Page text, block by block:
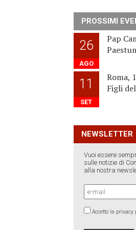
PROSSIMI
26
AGO
Pap
11
SET
Roma,
Figli
NEWSLETTER
Vuoi essere
sulle notizie di
alla nostra
Accetto la privacy